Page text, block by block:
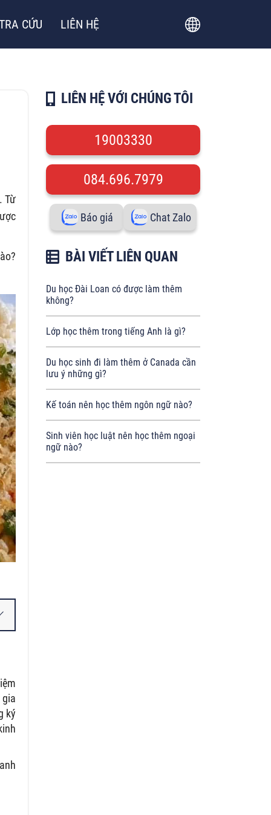
CỨU LIÊN HỆ
Từ
ký
LIÊN HỆ VỚI CHÚNG TÔI
19003330
084.696.7979
Báo giá Chat Zalo
BÀI VIẾT LIÊN QUAN
Du học Đài Loan có được làm thêm
không?
Lớp học thêm trong tiếng Anh là gì?
Du học sinh đi làm thêm ở Canada cần
lưu ý những gì?
Kế toán nên học thêm ngôn ngữ nào?
Sinh viên học luật nên học thêm ngoại
ngữ nào?